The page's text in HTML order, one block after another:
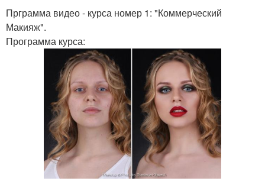
Прграмма видео - курса номер 1: "Коммерческий
Макияж".
Программа курса: